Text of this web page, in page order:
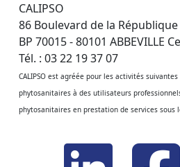
CALIPSO
86 Boulevard de la République
BP 70015 - 80101 ABBEVILLE
Tél. : 03 22 19 37 07
CALIPSO est agréée pour les activités
phytosanitaires à des utilisateurs
phytosanitaires en prestation de services sous